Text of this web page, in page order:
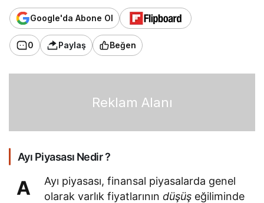
Google'da Abone Ol
0 Paylaş Beğen
Reklam Alanı
Ayı Piyasası Nedir ?
A
Ayı piyasası, finansal piyasalarda genel
olarak varlık fiyatlarınındüşüş eğiliminde